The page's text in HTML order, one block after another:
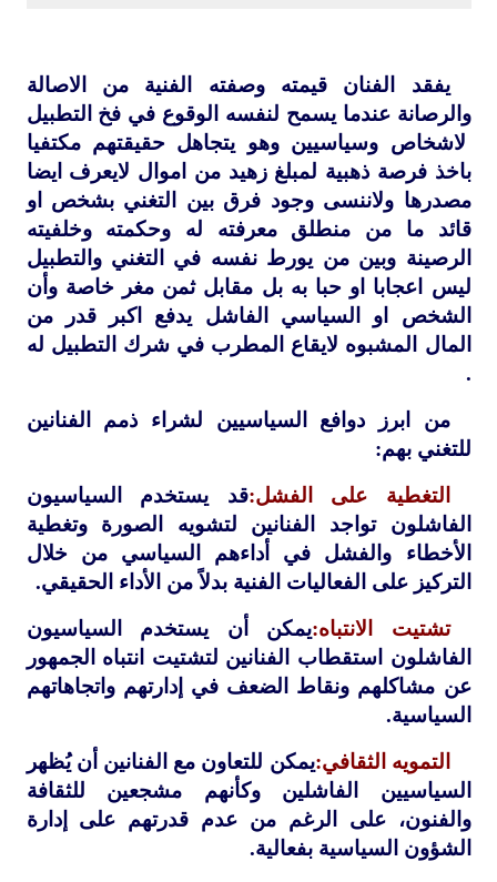
يفقد الفنان قيمته وصفته الفنية من الاصالة
والرصانة عندما يسمح لنفسه الوقوع في فخ التطبيل
لاشخاص وسياسيين وهو يتجاهل حقيقتهم مكتفيا
باخذ فرصة ذهبية لمبلغ زهيد من اموال لايعرف ايضا
مصدرها ولاننسى وجود فرق بين التغني بشخص او
قائد ما من منطلق معرفته له وحكمته وخلفيته
الرصينة وبين من يورط نفسه في التغني والتطبيل
ليس اعجابا او حبا به بل مقابل ثمن مغر خاصة وأن
الشخص او السياسي الفاشل يدفع اكبر قدر من
المال المشبوه لايقاع المطرب في شرك التطبيل له
.
من ابرز دوافع السياسيين لشراء ذمم الفنانين
للتغني بهم:
التغطية على الفشل:قد يستخدم السياسيون
الفاشلون تواجد الفنانين لتشويه الصورة وتغطية
الأخطاء والفشل في أداءهم السياسي من خلال
التركيز على الفعاليات الفنية بدلاً من الأداء الحقيقي.
تشتيت الانتباه:يمكن أن يستخدم السياسيون
الفاشلون استقطاب الفنانين لتشتيت انتباه الجمهور
عن مشاكلهم ونقاط الضعف في إدارتهم واتجاهاتهم
السياسية.
التمويه الثقافي:يمكن للتعاون مع الفنانين أن يُظهر
السياسيين الفاشلين وكأنهم مشجعين للثقافة
والفنون، على الرغم من عدم قدرتهم على إدارة
الشؤون السياسية بفعالية.